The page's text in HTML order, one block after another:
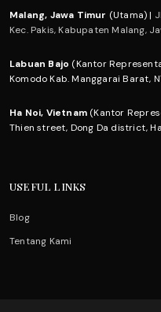
Malang, Jawa Timur (Utama) |
Kec. Pakis, Kabupaten Malang,
Labuan Bajo (Kantor
Komodo Kab. Manggarai Barat,
Ha Noi, Vietnam (Kantor
Thien street, Dong Da district,
USEFUL LINKS
Blog
Tentang Kami